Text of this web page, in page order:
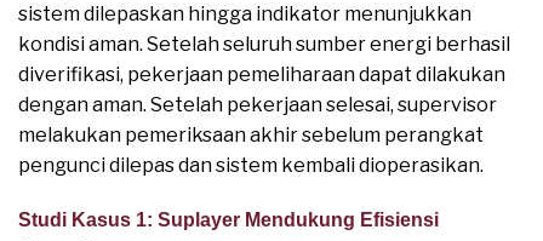
sistem dilepaskan hingga indikator menunjukkan
kondisi aman. Setelah seluruh sumber energi berhasil
diverifikasi, pekerjaan pemeliharaan dapat dilakukan
dengan aman. Setelah pekerjaan selesai, supervisor
melakukan pemeriksaan akhir sebelum perangkat
pengunci dilepas dan sistem kembali dioperasikan.
Studi Kasus 1: Suplayer Mendukung Efisiensi